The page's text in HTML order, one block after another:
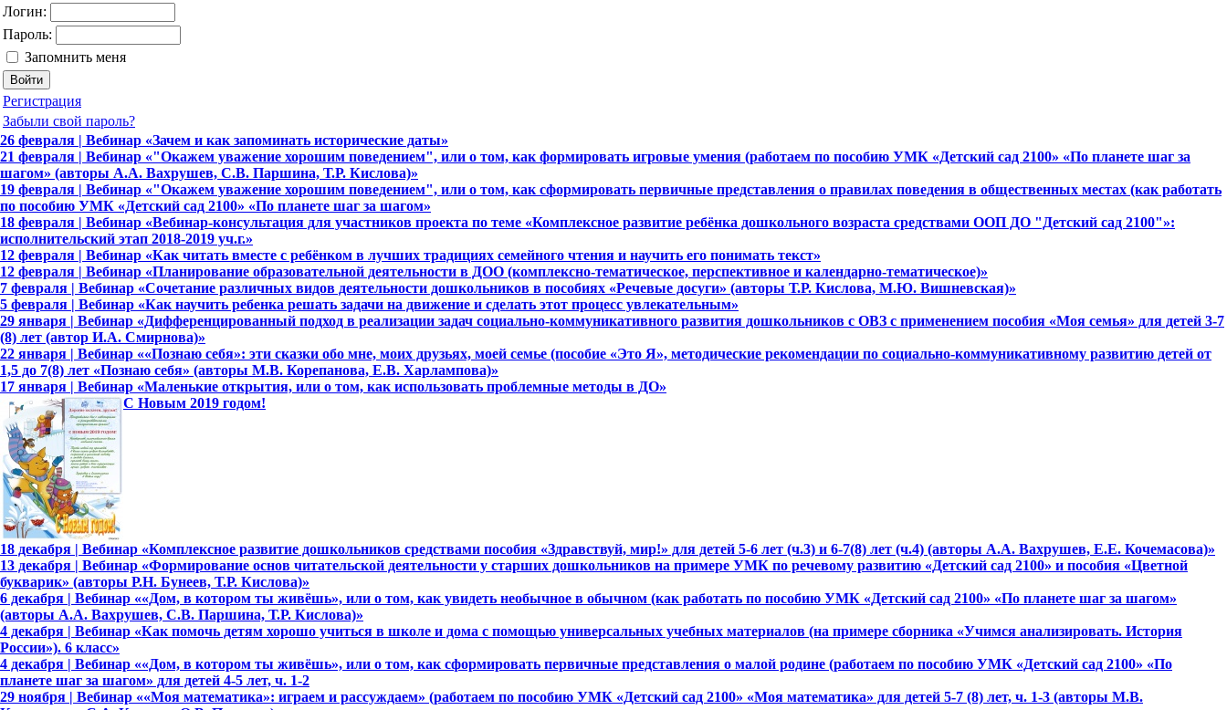
Логин:
Пароль:
Запомнить меня
Регистрация
Забыли свой пароль?
26 февраля | Вебинар «Зачем и как запоминать исторические даты»
21 февраля | Вебинар «"Окажем уважение хорошим поведением", или о том, как формировать игровые умения (работаем по пособию УМК «Детский сад 2100» «По планете шаг за
шагом» (авторы А.А. Вахрушев, С.В. Паршина, Т.Р. Кислова)»
19 февраля | Вебинар «"Окажем уважение хорошим поведением", или о том, как сформировать первичные представления о правилах поведения в общественных местах (как работать
по пособию УМК «Детский сад 2100» «По планете шаг за шагом»
18 февраля | Вебинар «Вебинар-консультация для участников проекта по теме «Комплексное развитие ребёнка дошкольного возраста средствами ООП ДО "Детский сад 2100"»:
исполнительский этап 2018-2019 уч.г.»
12 февраля | Вебинар «Как читать вместе с ребёнком в лучших традициях семейного чтения и научить его понимать текст»
12 февраля | Вебинар «Планирование образовательной деятельности в ДОО (комплексно-тематическое, перспективное и календарно-тематическое)»
7 февраля | Вебинар «Сочетание различных видов деятельности дошкольников в пособиях «Речевые досуги» (авторы Т.Р. Кислова, М.Ю. Вишневская)»
5 февраля | Вебинар «Как научить ребенка решать задачи на движение и сделать этот процесс увлекательным»
29 января | Вебинар «Дифференцированный подход в реализации задач социально-коммуникативного развития дошкольников с ОВЗ с применением пособия «Моя семья» для детей 3-7
(8) лет (автор И.А. Смирнова)»
22 января | Вебинар ««Познаю себя»: эти сказки обо мне, моих друзьях, моей семье (пособие «Это Я», методические рекомендации по социально-коммуникативному развитию детей от
1,5 до 7(8) лет «Познаю себя» (авторы М.В. Корепанова, Е.В. Харлампова)»
17 января | Вебинар «Маленькие открытия, или о том, как использовать проблемные методы в ДО»
С Новым 2019 годом!
18 декабря | Вебинар «Комплексное развитие дошкольников средствами пособия «Здравствуй, мир!» для детей 5-6 лет (ч.3) и 6-7(8) лет (ч.4) (авторы А.А. Вахрушев, Е.Е. Кочемасова)»
13 декабря | Вебинар «Формирование основ читательской деятельности у старших дошкольников на примере УМК по речевому развитию «Детский сад 2100» и пособия «Цветной
букварик» (авторы Р.Н. Бунеев, Т.Р. Кислова)»
6 декабря | Вебинар ««Дом, в котором ты живёшь», или о том, как увидеть необычное в обычном (как работать по пособию УМК «Детский сад 2100» «По планете шаг за шагом»
(авторы А.А. Вахрушев, С.В. Паршина, Т.Р. Кислова)»
4 декабря | Вебинар «Как помочь детям хорошо учиться в школе и дома с помощью универсальных учебных материалов (на примере сборника «Учимся анализировать. История
России»). 6 класс»
4 декабря | Вебинар ««Дом, в котором ты живёшь», или о том, как сформировать первичные представления о малой родине (работаем по пособию УМК «Детский сад 2100» «По
планете шаг за шагом» для детей 4-5 лет, ч. 1-2
29 ноября | Вебинар ««Моя математика»: играем и рассуждаем» (работаем по пособию УМК «Детский сад 2100» «Моя математика» для детей 5-7 (8) лет, ч. 1-3 (авторы М.В.